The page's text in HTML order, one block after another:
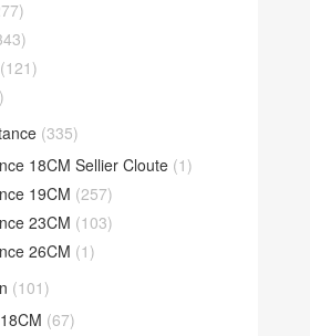
(121)
(335)
18CM Sellier Cloute (1)
19CM (257)
23CM (103)
26CM (1)
(101)
(67)